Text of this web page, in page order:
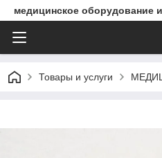
медицинское оборудование
Товары и услуги